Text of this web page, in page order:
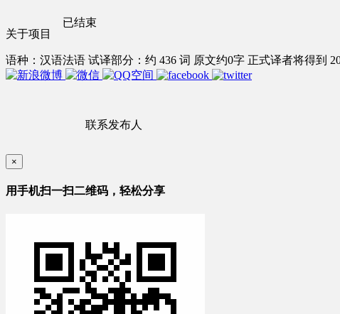
关于项目
语种：汉语法语 试译部分：约 436 词 原文约0字 正式译者将得到
联系发布人
已结束
×
用手机扫一扫二维码，轻松分享